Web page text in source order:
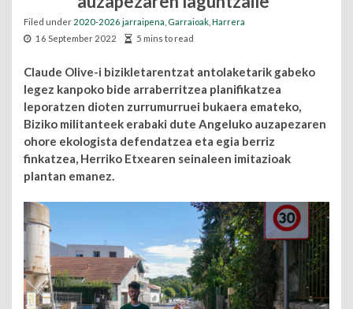
Filed under 2020-2026 jarraipena Garraioak Harrera
16 September 2022
5 mins to read
Claude Olive-i bizikletarentzat antolaketarik gabeko
legez kanpoko bide arraberritzea planifikatzea
leporatzen dioten zurrumurruei bukaera emateko,
Biziko militanteek erabaki dute Angeluko ​​auzapezaren
ohore ekologista defendatzea eta egia berriz
finkatzea, Herriko Etxearen seinaleen imitazioak
plantan emanez.